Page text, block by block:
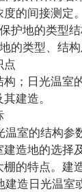
的间接测定。
地的类型结
类型、结构
；日光温室
建造。
的结构参
造地的选择
的特点。建
日光温室